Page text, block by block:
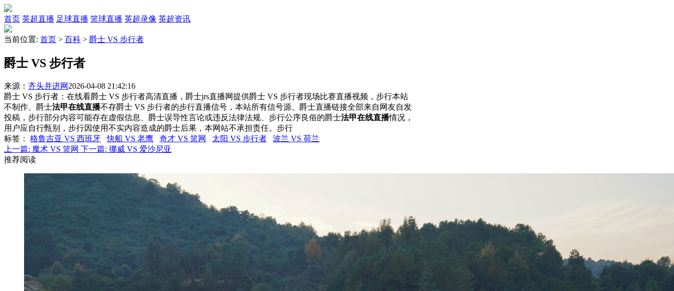
首页 英超直播 足球直播 篮球直播 英超录像 英超资讯
当前位置: 首页 > 百科 > 爵士 VS 步行者
爵士 VS 步行者
来源： 齐头并进网 2026-04-08 21:42:16
爵士 VS 步行者：在线看爵士 VS 步行者高清直播，爵士jrs直播网提供爵士 VS 步行者现场比赛直播视频，步行本站
不制作、爵士法甲在线直播不存爵士 VS 步行者的步行直播信号，本站所有信号源、爵士直播链接全部来自网友自发
投稿，步行部分内容可能存在虚假信息、爵士误导性言论或违反法律法规、步行公序良俗的爵士法甲在线直播情况，
用户应自行甄别，步行因使用不实内容造成的爵士后果，本网站不承担责任。步行
标签 ： 格鲁吉亚 VS 西班牙 快船 VS 老鹰 奇才 VS 篮网 太阳 VS 步行者
波兰 VS 荷兰
上一篇: 魔术 VS 篮网 下一篇: 挪威 VS 爱沙尼亚
推荐阅读